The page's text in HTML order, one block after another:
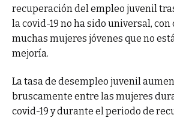
recuperación del empleo juvenil
la covid-19 no ha sido universal,
muchas mujeres jóvenes que no
mejoría.
La tasa de desempleo juvenil
bruscamente entre las mujeres
covid-19 y durante el periodo de